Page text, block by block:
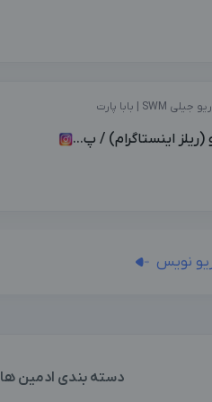
اینستاگرام) / پ...
نویس
دسته بندی ادمین ها